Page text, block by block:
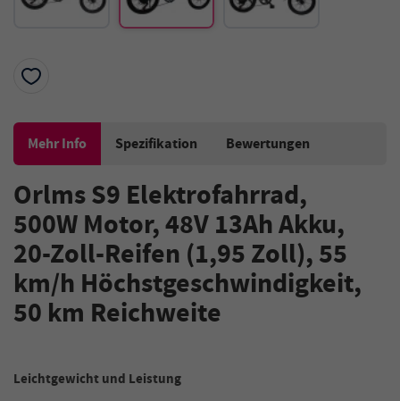
Mehr Info Spezifikation Bewertungen
Orlms S9 Elektrofahrrad,
500WMotor, 48V13AhAkku,
20-Zoll-Reifen (1,95 Zoll), 55
km/h Höchstgeschwindigkeit,
50 km Reichweite
Leichtgewicht und Leistung